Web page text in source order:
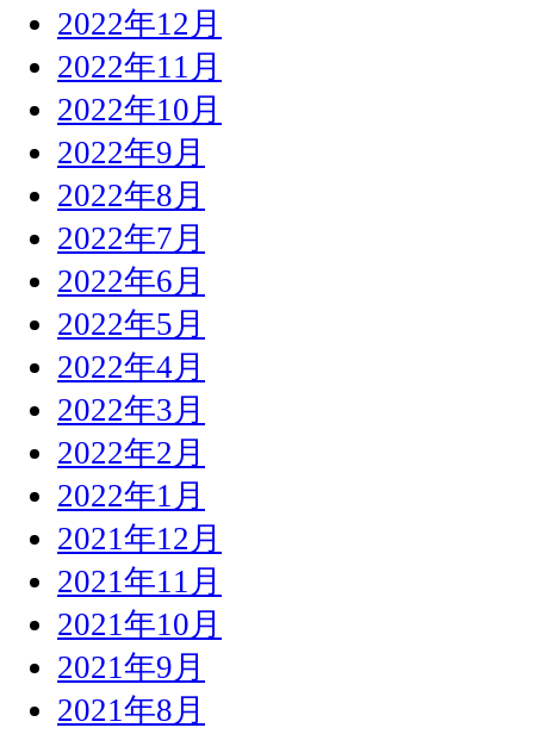
2022年12月
2022年11月
2022年10月
2022年9月
2022年8月
2022年7月
2022年6月
2022年5月
2022年4月
2022年3月
2022年2月
2022年1月
2021年12月
2021年11月
2021年10月
2021年9月
2021年8月